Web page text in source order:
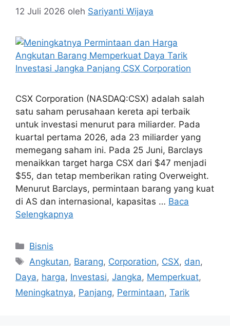
12 Juli 2026 oleh Sariyanti Wijaya
CSX Corporation (NASDAQ:CSX) adalah salah
satu saham perusahaan kereta api terbaik
untuk investasi menurut para miliarder. Pada
kuartal pertama 2026, ada 23 miliarder yang
memegang saham ini. Pada 25 Juni, Barclays
menaikkan target harga CSX dari $47 menjadi
$55, dan tetap memberikan rating Overweight.
Menurut Barclays, permintaan barang yang kuat
di AS dan internasional, kapasitas … Baca
Selengkapnya
Kategori
Bisnis
Tag
Angkutan, Barang, Corporation, CSX, dan,
Daya, harga, Investasi, Jangka, Memperkuat,
Meningkatnya, Panjang, Permintaan, Tarik